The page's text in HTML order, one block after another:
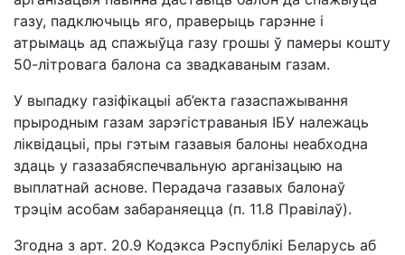
газу, падключыць яго, праверыць гарэнне і
атрымаць ад спажыўца газу грошы ў памеры кошту
50-літровага балона са звадкаваным газам.
У выпадку газіфікацыі аб’екта газаспажывання
прыродным газам зарэгістраваныя ІБУ належаць
ліквідацыі, пры гэтым газавыя балоны неабходна
здаць у газазабяспечвальную арганізацыю на
выплатнай аснове. Перадача газавых балонаў
трэцім асобам забараняецца (п. 11.8 Правілаў).
Згодна з арт. 20.9 Кодэкса Рэспублікі Беларусь аб